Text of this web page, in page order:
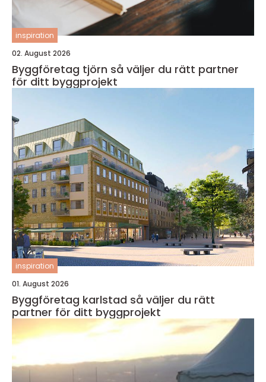
inspiration
02. August 2026
Byggföretag tjörn så väljer du rätt partner
för ditt byggprojekt
inspiration
01. August 2026
Byggföretag karlstad så väljer du rätt
partner för ditt byggprojekt